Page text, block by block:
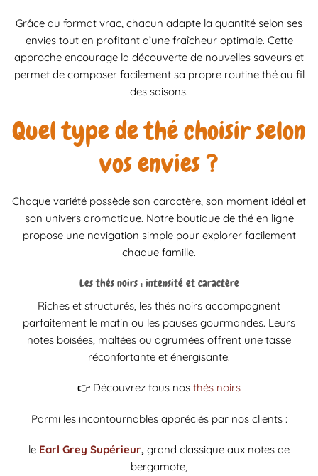
Grâce au format vrac, chacun adapte la quantité selon ses
envies tout en profitant d’une fraîcheur optimale. Cette
approche encourage la découverte de nouvelles saveurs et
permet de composer facilement sa propre routine thé au fil
des saisons.
Quel type de thé choisir selon
vos envies ?
Chaque variété possède son caractère, son moment idéal et
son univers aromatique. Notre boutique de thé en ligne
propose une navigation simple pour explorer facilement
chaque famille.
Les thés noirs : intensité et caractère
Riches et structurés, les thés noirs accompagnent
parfaitement le matin ou les pauses gourmandes. Leurs
notes boisées, maltées ou agrumées offrent une tasse
réconfortante et énergisante.
👉 Découvrez tous nos thés noirs
Parmi les incontournables appréciés par nos clients :
le Earl Grey Supérieur, grand classique aux notes de
bergamote,